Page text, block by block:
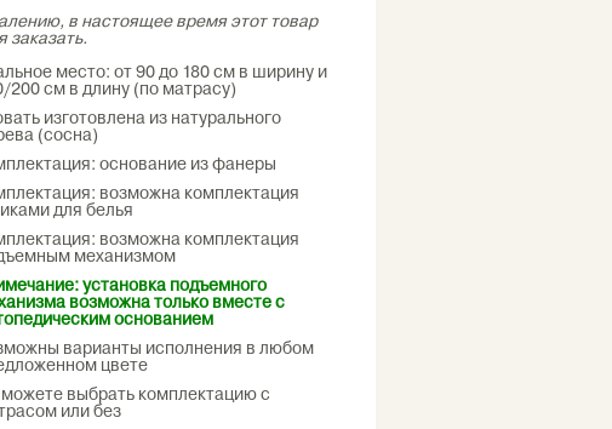
в настоящее время этот товар
заказать.
место: от 90 до 180 см в ширину и
200 см в длину (по матрасу)
изготовлена из натурального
(сосна)
основание из фанеры
возможна комплектация
для белья
возможна комплектация
механизмом
установка подъемного
возможна только вместе с
основанием
варианты исполнения в любом
цвете
выбрать комплектацию с
или без